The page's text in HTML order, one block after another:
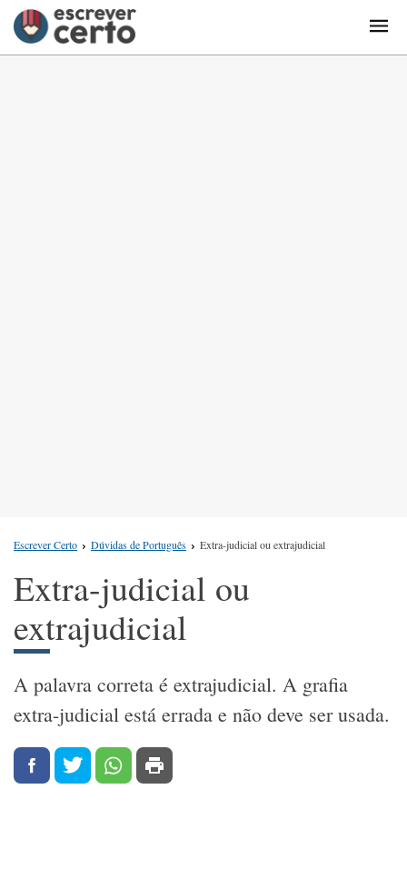
Escrever Certo Dúvidas de Português Extra-judicial ou extrajudicial
Extra-judicial ou
extrajudicial
A palavra correta é extrajudicial. A grafia
extra-judicial está errada e não deve ser usada.